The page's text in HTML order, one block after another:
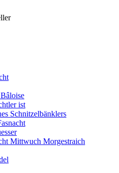
ist
Schnitzelbänklers
Mittwuch Morgestraich